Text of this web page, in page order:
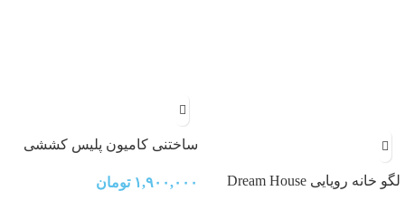
لگو خانه رویایی Dream House
ساختنی کامیون پلیس کششی
۱,۹۰۰,۰۰۰ تومان